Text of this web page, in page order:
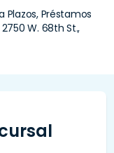
Plazos, Préstamos
W. 68th St.,